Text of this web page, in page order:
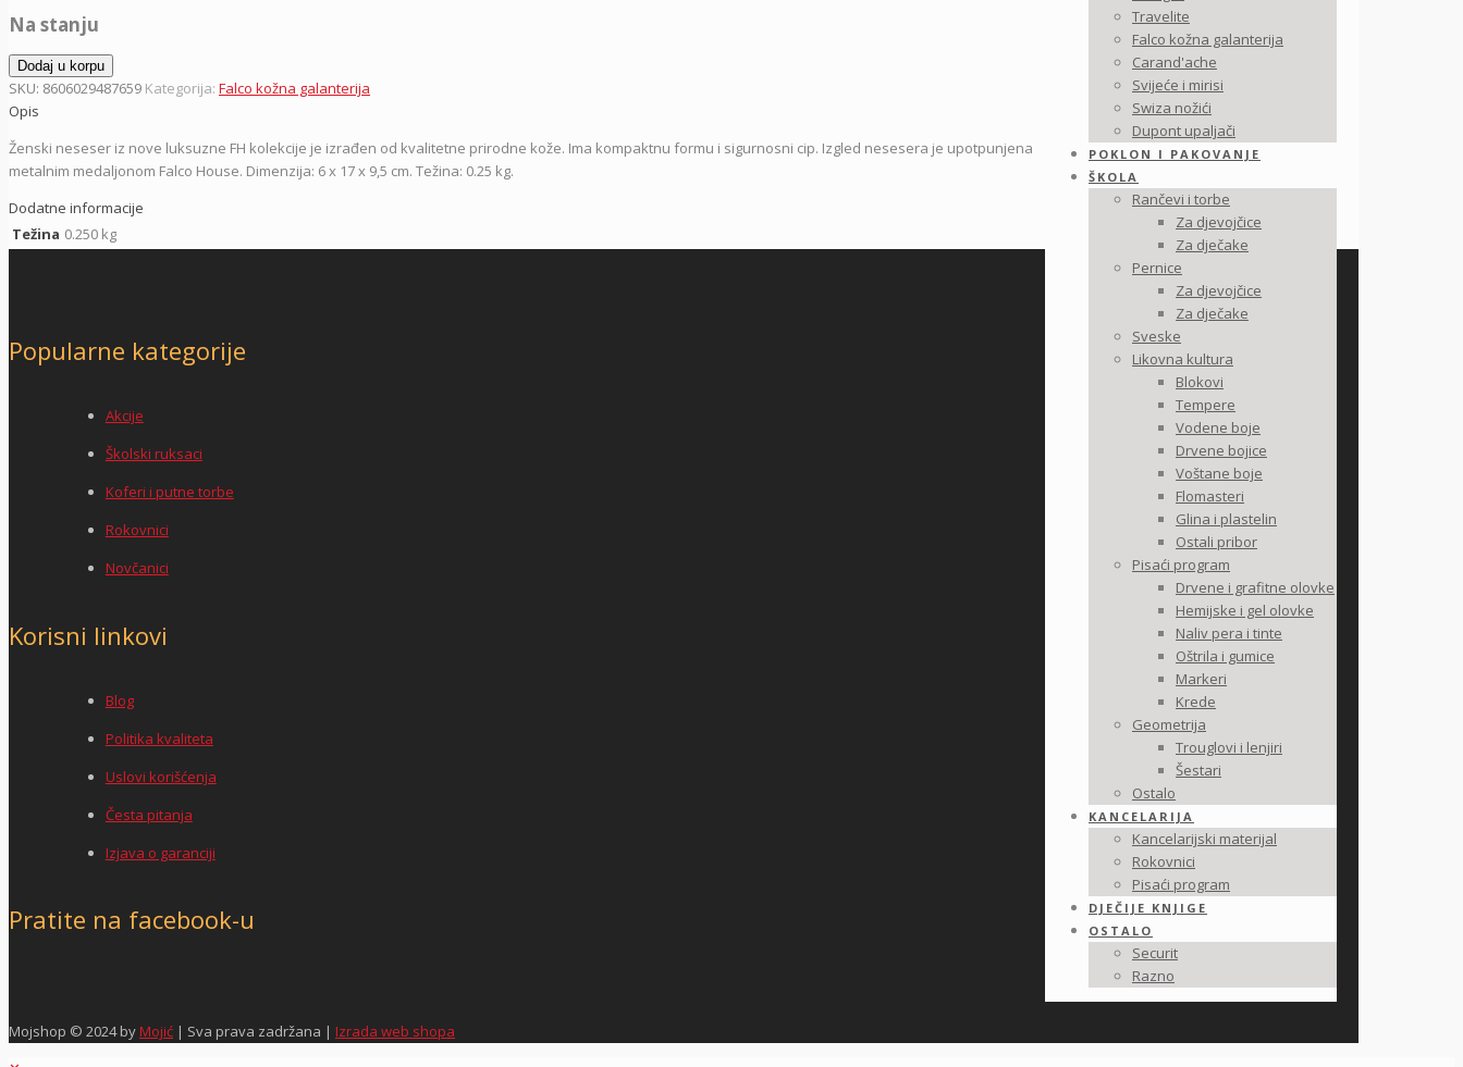
Travelite
Falco kožna galanterija
Carand'ache
Svijeće i mirisi
Swiza nožići
Dupont upaljači
POKLON I PAKOVANJE
ŠKOLA
Rančevi i torbe
Za djevojčice
Za dječake
Pernice
Za djevojčice
Za dječake
Sveske
Likovna kultura
Blokovi
Tempere
Vodene boje
Drvene bojice
Voštane boje
Flomasteri
Glina i plastelin
Ostali pribor
Pisaći program
Drvene i grafitne olovke
Hemijske i gel olovke
Naliv pera i tinte
Oštrila i gumice
Markeri
Krede
Geometrija
Trouglovi i lenjiri
Šestari
Ostalo
KANCELARIJA
Kancelarijski materijal
Rokovnici
Pisaći program
DJEČIJE KNJIGE
OSTALO
Securit
Razno
Na stanju
Neseser
ženski
kožni,
54
bež
kroko
Falco
Dodaj u korpu
SKU: 8606029487659 Kategorija: Falco kožna galanterija
Opis
Ženski neseser iz nove luksuzne FH kolekcije je izrađen od kvalitetne prirodne kože. Ima kompaktnu formu i sigurnosni cip. Izgled nesesera je upotpunjena
metalnim medaljonom Falco House. Dimenzija: 6 x 17 x 9,5 cm. Težina: 0.25 kg.
Dodatne informacije
Težina 0.250 kg
Popularne kategorije
Akcije
Školski ruksaci
Koferi i putne torbe
Rokovnici
Novčanici
Korisni linkovi
Blog
Politika kvaliteta
Uslovi korišćenja
Česta pitanja
Izjava o garanciji
Pratite na facebook-u
Mojshop © 2024 byMojić | Sva prava zadržana | Izrada web shopa